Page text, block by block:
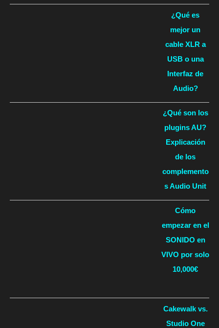
¿Qué es
mejor un
cable XLR a
USB o una
Interfaz de
Audio?
¿Qué son los
plugins AU?
Explicación
de los
complemento
s Audio Unit
Cómo
empezar en el
SONIDO en
VIVO por solo
10,000€
Cakewalk vs.
Studio One